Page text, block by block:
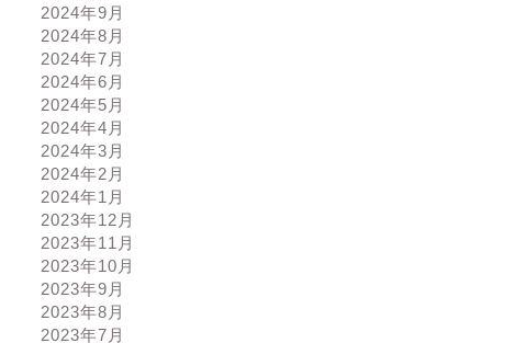
2024年9月
2024年8月
2024年7月
2024年6月
2024年5月
2024年4月
2024年3月
2024年2月
2024年1月
2023年12月
2023年11月
2023年10月
2023年9月
2023年8月
2023年7月